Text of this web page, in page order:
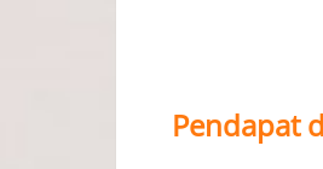
Pendapat